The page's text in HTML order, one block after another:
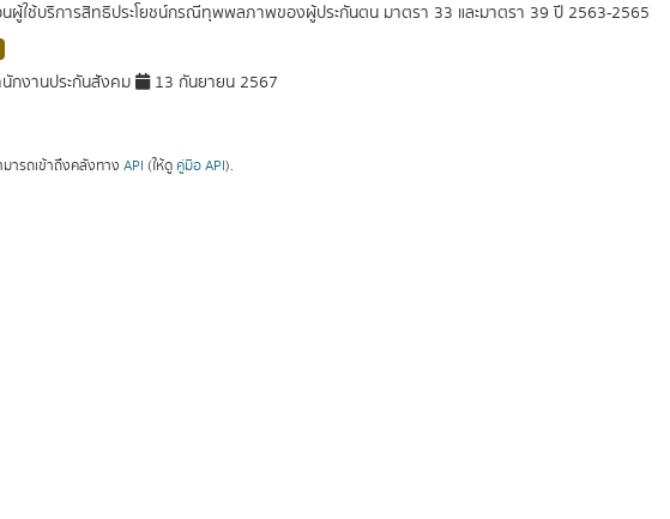
ผู้ใช้บริการสิทธิประโยชน์กรณีทุพพลภาพของผู้ประกันตน มาตรา 33 และมาตรา 39 ปี 2563-2565
กงานประกันสังคม 13 กันยายน 2567
ารถเข้าถึงคลังทาง API (ให้ดู คู่มือ API).